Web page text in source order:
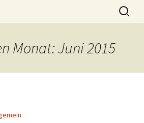
Site
Suchen
nach:
Monat: Juni 2015